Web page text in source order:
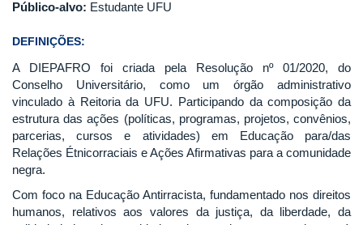
Público-alvo: Estudante UFU
DEFINIÇÕES:
A DIEPAFRO foi criada pela Resolução nº 01/2020, do
Conselho Universitário, como um órgão administrativo
vinculado à Reitoria da UFU. Participando da composição da
estrutura das ações (políticas, programas, projetos, convênios,
parcerias, cursos e atividades) em Educação para/das
Relações Étnicorraciais e Ações Afirmativas para a comunidade
negra.
Com foco na Educação Antirracista, fundamentado nos direitos
humanos, relativos aos valores da justiça, da liberdade, da